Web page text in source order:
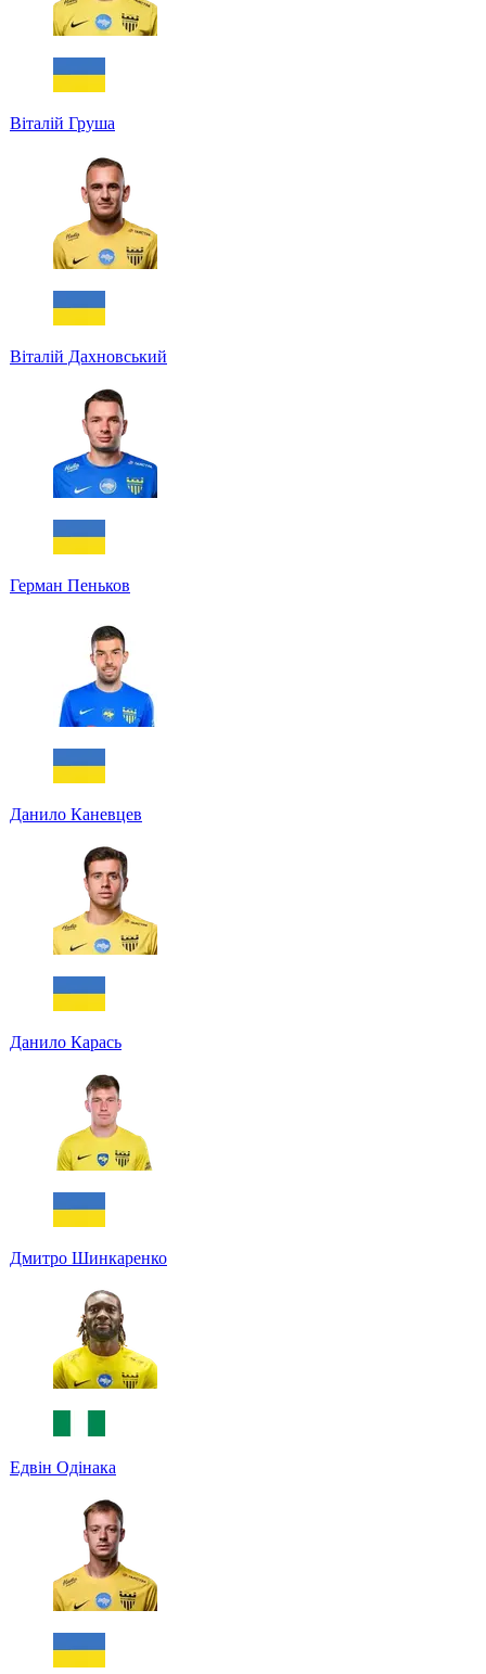
Віталій Груша
Віталій Дахновський
Герман Пеньков
Данило Каневцев
Данило Карась
Дмитро Шинкаренко
Едвін Одінака